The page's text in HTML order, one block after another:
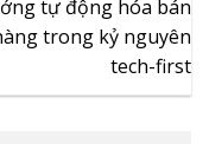
tự động hóa bán
trong kỷ nguyên
tech-first